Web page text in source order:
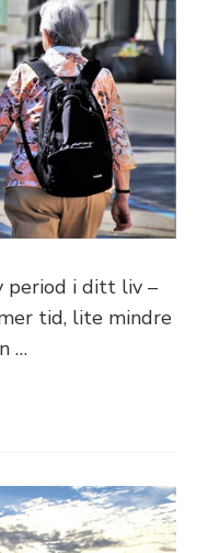
period i ditt liv –
tid, lite mindre
…